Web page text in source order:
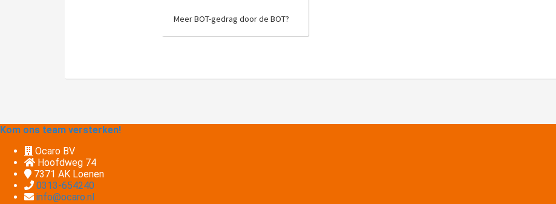
Meer BOT-gedrag door de BOT?
Kom ons team versterken!
Ocaro BV
Hoofdweg 74
7371 AK Loenen
0313-654240
info@ocaro.nl